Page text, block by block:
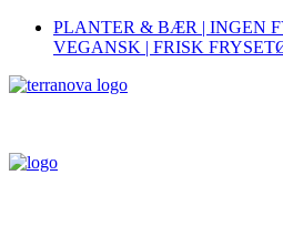
PLANTER & BÆR | INGEN
VEGANSK | FRISK